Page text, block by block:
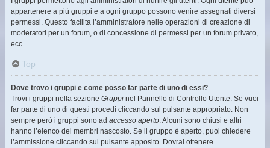
appartenere a più gruppi e a ogni gruppo possono venire assegnati diversi
permessi. Questo facilita l’amministratore nelle operazioni di creazione di
moderatori per un forum, o di concessione di permessi per un forum privato,
ecc.
Top
Dove trovo i gruppi e come posso far parte di uno di essi?
Trovi i gruppi nella sezione Gruppi nel Pannello di Controllo Utente. Se vuoi
far parte di uno di questi procedi cliccando sul pulsante appropriato. Non
sempre però i gruppi sono ad accesso aperto. Alcuni sono chiusi e altri
hanno l’elenco dei membri nascosto. Se il gruppo è aperto, puoi chiedere
l’ammissione cliccando sul pulsante apposito. Dovrai ottenere